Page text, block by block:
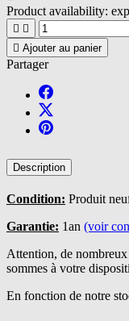
Product availability:
 
 Ajouter au panier
Partager
Description
Condition: Produit
Garantie: 1an (voir
Attention, de
sommes à votre
En fonction de notre